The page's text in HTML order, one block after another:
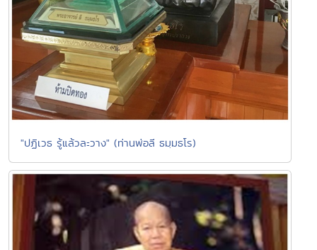
"ปฏิเวธ รู้แล้วละวาง" (ท่านพ่อลี ธมฺมธโร)